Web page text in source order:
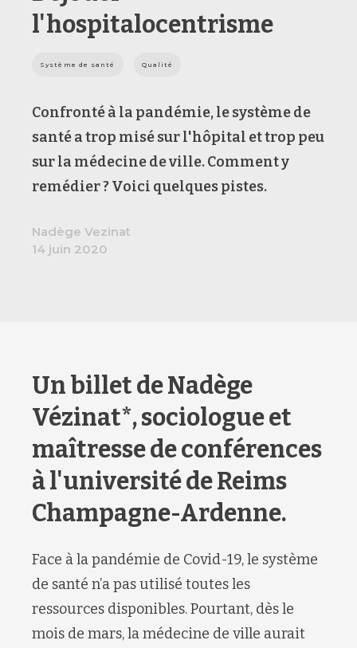
l'hospitalocentrisme
Système de santé Qualité
Confronté à la pandémie, le système de
santé a trop misé sur l'hôpital et trop peu
sur la médecine de ville. Comment y
remédier ? Voici quelques pistes.
Nadège Vezinat
14 juin 2020
Un billet de Nadège
Vézinat*, sociologue et
maîtresse de conférences
à l'université de Reims
Champagne-Ardenne.
Face à la pandémie de Covid-19, le système
de santé n’a pas utilisé toutes les
ressources disponibles. Pourtant, dès le
mois de mars, la médecine de ville aurait